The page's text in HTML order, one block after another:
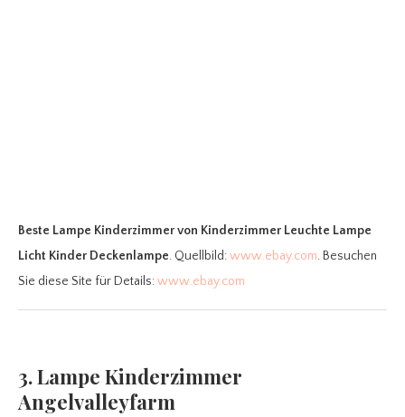
Beste Lampe Kinderzimmervon Kinderzimmer Leuchte Lampe
Licht Kinder Deckenlampe. Quellbild:www.ebay.com. Besuchen
Sie diese Site für Details:www.ebay.com
3. Lampe Kinderzimmer
Angelvalleyfarm